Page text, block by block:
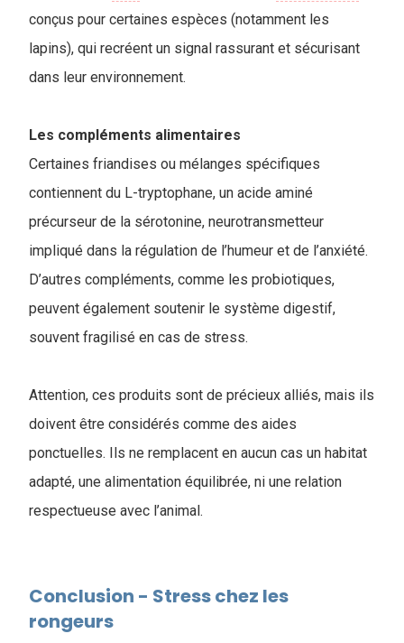
conçus pour certaines espèces (notamment les
lapins), qui recréent un signal rassurant et sécurisant
dans leur environnement.
Les compléments alimentaires
Certaines friandises ou mélanges spécifiques
contiennent du L-tryptophane, un acide aminé
précurseur de la sérotonine, neurotransmetteur
impliqué dans la régulation de l’humeur et de l’anxiété.
D’autres compléments, comme les probiotiques,
peuvent également soutenir le système digestif,
souvent fragilisé en cas de stress.
Attention, ces produits sont de précieux alliés, mais ils
doivent être considérés comme des aides
ponctuelles. Ils ne remplacent en aucun cas un habitat
adapté, une alimentation équilibrée, ni une relation
respectueuse avec l’animal.
Conclusion - Stress chez les
rongeurs